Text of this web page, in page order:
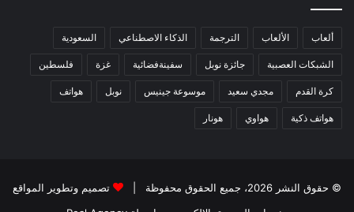
ألعاب الألعاب الترجمة الذكاء الاصطناعي السعودية
الشبكات العصبية جائزة نوبل سفينةفضائية غزة فلسطين
كرة القدم مجدي سعيد موسوعة جينيس نوبل هواتف
هواتف ذكية هواوي هونار
© حقوق النشر 2026، جميع الحقوق محفوظة |
تصميم وتطوير المواقع